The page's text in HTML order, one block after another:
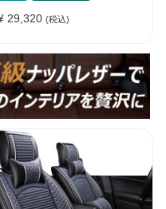
29,320 (税込)